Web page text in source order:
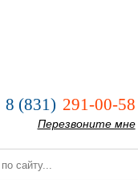
8 (831) 291-00-58
Перезвоните мне